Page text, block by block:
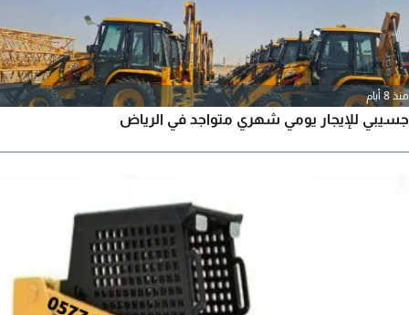
منذ 8 أيام
جسيبي للإيجار يومي شهري متواجد في الرياض